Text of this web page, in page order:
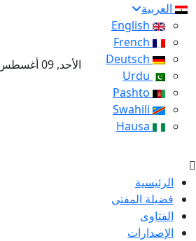
العربية
الرئيسية
فضيلة المفتى
الفتاوى
الإصدارات